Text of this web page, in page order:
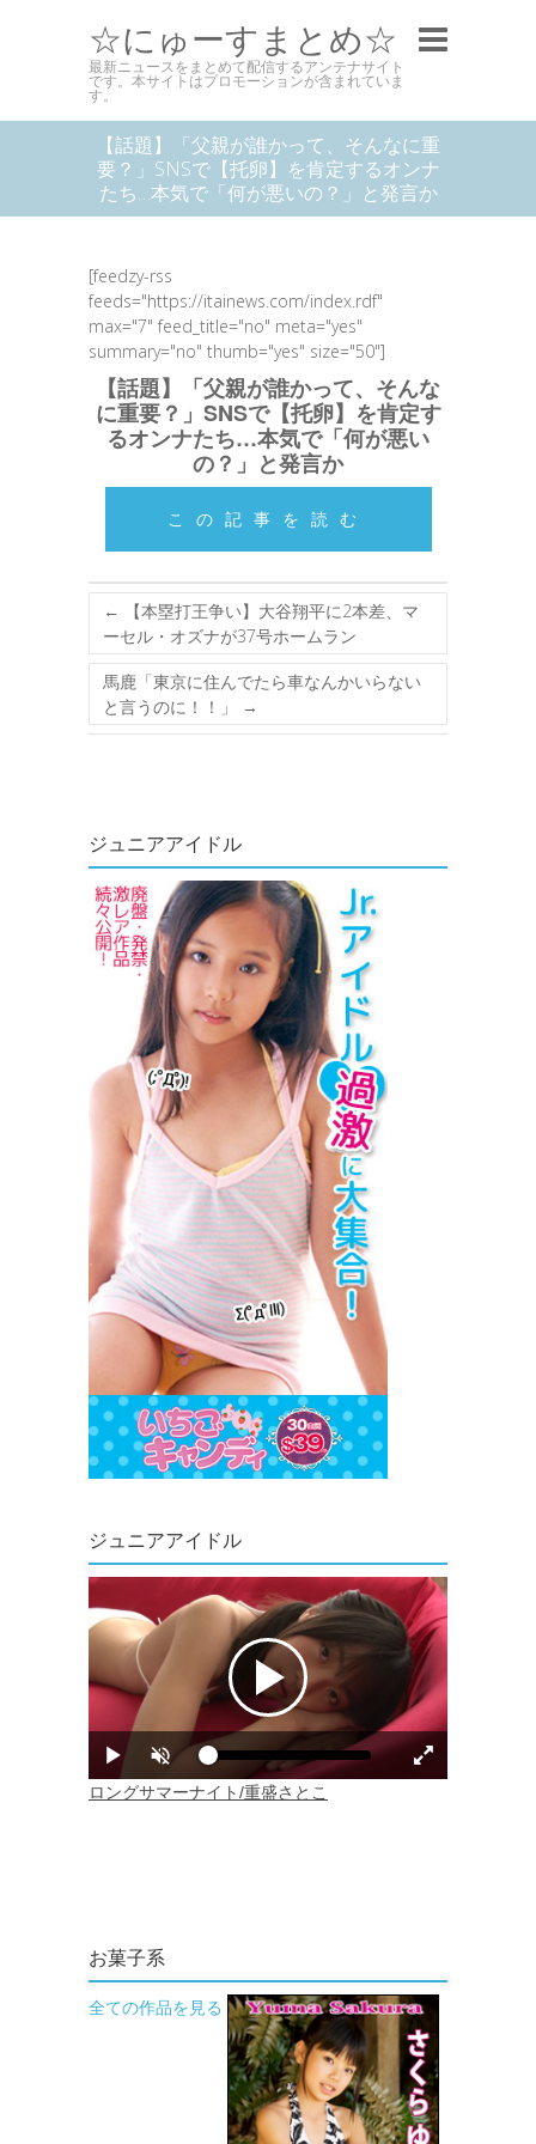
☆にゅーすまとめ☆
最新ニュースをまとめて配信するアンテナサイト
です。本サイトはプロモーションが含まれていま
す。
【話題】「父親が誰かって、そんなに重
要？」SNSで【托卵】を肯定するオンナ
たち…本気で「何が悪いの？」と発言か
[feedzy-rss
feeds="https://itainews.com/index.rdf"
max="7" feed_title="no" meta="yes"
summary="no" thumb="yes" size="50"]
【話題】「父親が誰かって、そんな
に重要？」SNSで【托卵】を肯定す
るオンナたち…本気で「何が悪い
の？」と発言か
この記事を読む
←
【本塁打王争い】大谷翔平に2本差、マ
ーセル・オズナが37号ホームラン
馬鹿「東京に住んでたら車なんかいらない
と言うのに！！」
→
ジュニアアイドル
ジュニアアイドル
お菓子系
全ての作品を見る